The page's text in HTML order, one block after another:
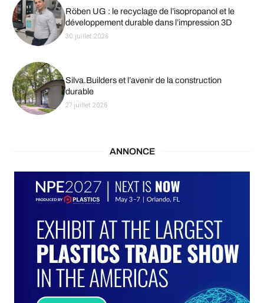
Röben UG : le recyclage de l’isopropanol et le
développement durable dans l’impression 3D
30 juillet 2026
Silva.Builders et l’avenir de la construction
durable
27 juillet 2026
ANNONCE